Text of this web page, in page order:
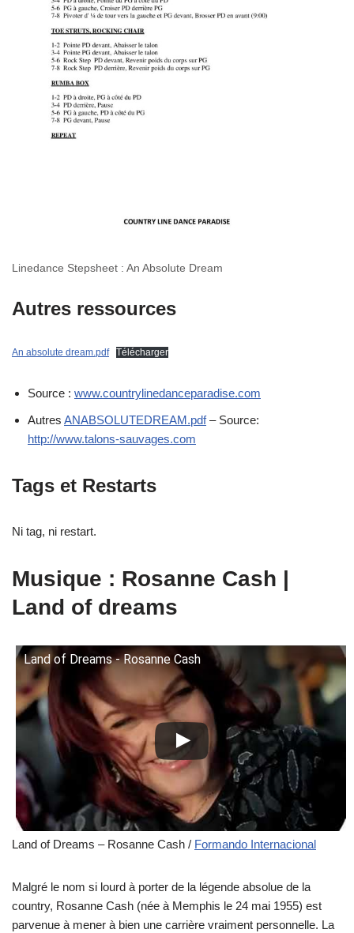
Linedance Stepsheet : An Absolute Dream
Autres ressources
An absolute dream.pdf Télécharger
Source : www.countrylinedanceparadise.com
Autres ANABSOLUTEDREAM.pdf– Source:
http://www.talons-sauvages.com
Tags et Restarts
Ni tag, ni restart.
Musique : Rosanne Cash |
Land of dreams
Land of Dreams - Rosanne Cash
Land of Dreams – Rosanne Cash / Formando Internacional
Malgré le nom si lourd à porter de la légende absolue de la
country, Rosanne Cash (née à Memphis le 24 mai 1955) est
parvenue à mener à bien une carrière vraiment personnelle. La